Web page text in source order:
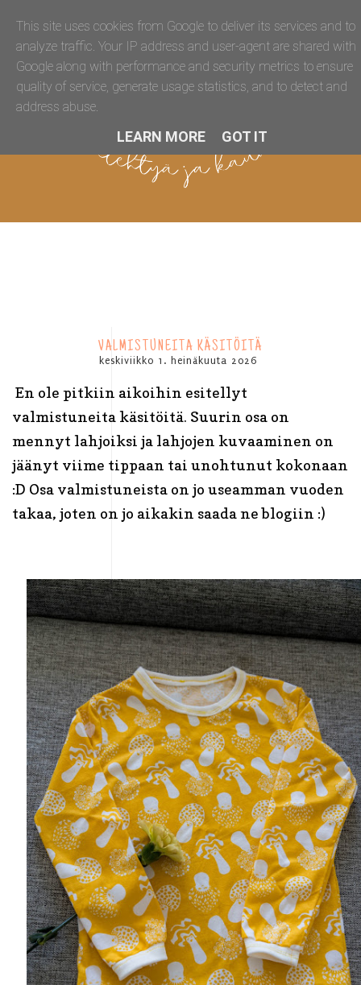
VALMISTUNEITA KÄSITÖITÄ
keskiviikko 1. heinäkuuta 2026
En ole pitkiin aikoihin esitellyt
valmistuneita käsitöitä. Suurin osa on
mennyt lahjoiksi ja lahjojen kuvaaminen on
jäänyt viime tippaan tai unohtunut kokonaan
:D Osa valmistuneista on jo useamman vuoden
takaa, joten on jo aikakin saada ne blogiin :)
This site uses cookies from Google to deliver its services and to
analyze traffic. Your IP address and user-agent are shared with
Google along with performance and security metrics to ensure
quality of service, generate usage statistics, and to detect and
address abuse.
LEARN MORE GOT IT